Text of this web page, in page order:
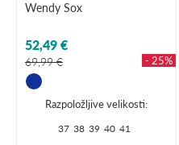
Wendy Sox
52,49 €
69,99 € - 25%
Razpoložljive velikosti:
37 38 39 40 41